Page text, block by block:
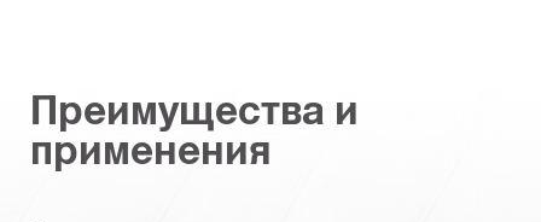
Преимущества и
применения